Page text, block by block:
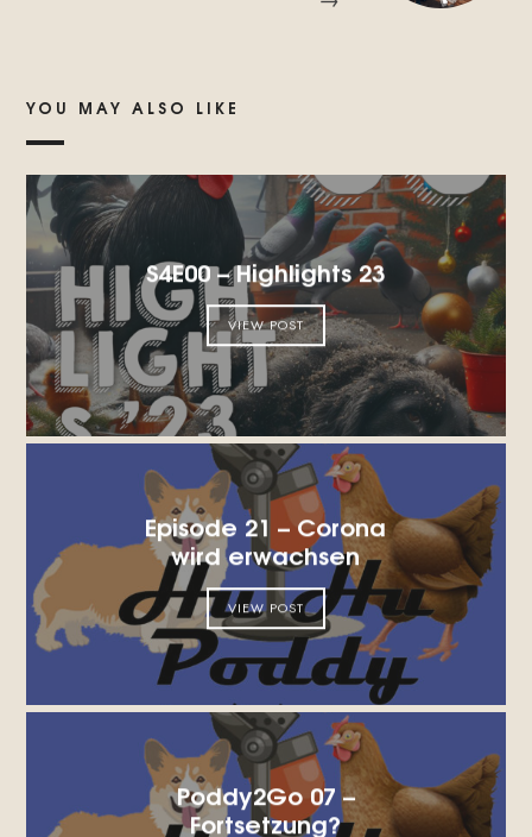
YOU MAY ALSO LIKE
S4E00 – Highlights 23
VIEW POST
Episode 21 – Corona
wird erwachsen
VIEW POST
Poddy2Go 07 –
Fortsetzung?